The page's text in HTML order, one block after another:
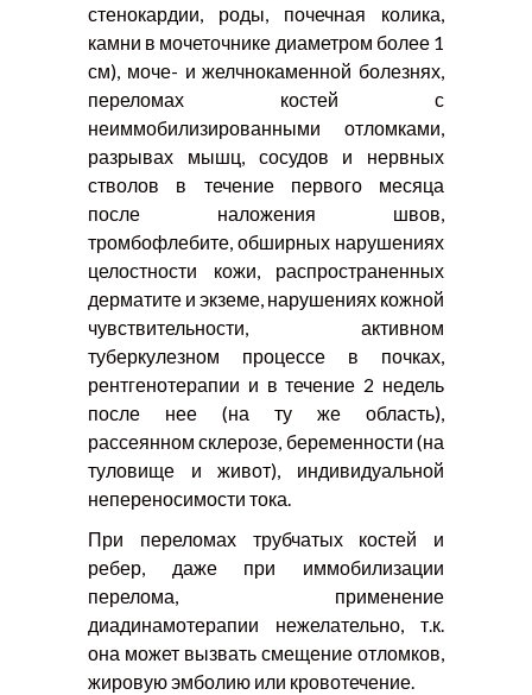
стенокардии, роды, почечная колика,
камни в мочеточнике диаметром более 1
см), моче- и желчнокаменной болезнях,
переломах костей с
неиммобилизированными отломками,
разрывах мышц, сосудов и нервных
стволов в течение первого месяца
после наложения швов,
тромбофлебите, обширных нарушениях
целостности кожи, распространенных
дерматите и экземе, нарушениях кожной
чувствительности, активном
туберкулезном процессе в почках,
рентгенотерапии и в течение 2 недель
после нее (на ту же область),
рассеянном склерозе, беременности (на
туловище и живот), индивидуальной
непереносимости тока.
При переломах трубчатых костей и
ребер, даже при иммобилизации
перелома, применение
диадинамотерапии нежелательно, т.к.
она может вызвать смещение отломков,
жировую эмболию или кровотечение.